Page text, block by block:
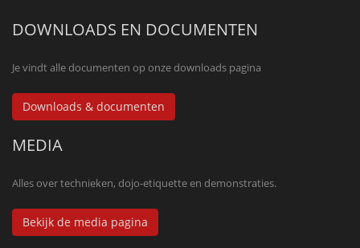
DOWNLOADS EN DOCUMENTEN
Je vindt alle documenten op onze downloads pagina
Downloads & documenten
MEDIA
Alles over technieken, dojo-etiquette en demonstraties.
Bekijk de media pagina